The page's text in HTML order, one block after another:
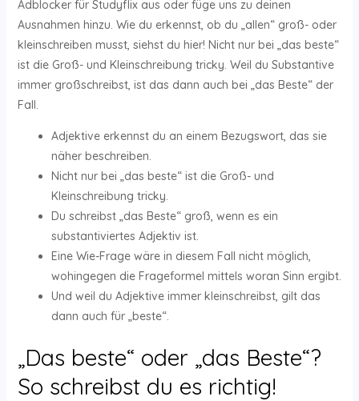
Adblocker für Studyflix aus oder füge uns zu deinen
Ausnahmen hinzu. Wie du erkennst, ob du „allen“ groß- oder
kleinschreiben musst, siehst du hier! Nicht nur bei „das beste“
ist die Groß- und Kleinschreibung tricky. Weil du Substantive
immer großschreibst, ist das dann auch bei „das Beste“ der
Fall.
Adjektive erkennst du an einem Bezugswort, das sie
näher beschreiben.
Nicht nur bei „das beste“ ist die Groß- und
Kleinschreibung tricky.
Du schreibst „das Beste“ groß, wenn es ein
substantiviertes Adjektiv ist.
Eine Wie-Frage wäre in diesem Fall nicht möglich,
wohingegen die Frageformel mittels woran Sinn ergibt.
Und weil du Adjektive immer kleinschreibst, gilt das
dann auch für „beste“.
„Das beste“ oder „das Beste“?
So schreibst du es richtig!